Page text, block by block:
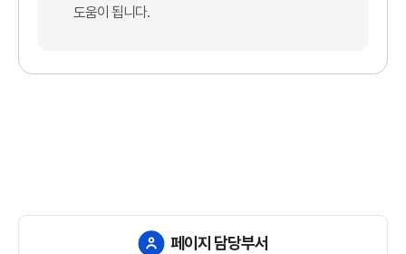
도움이 됩니다.
페이지 담당부서